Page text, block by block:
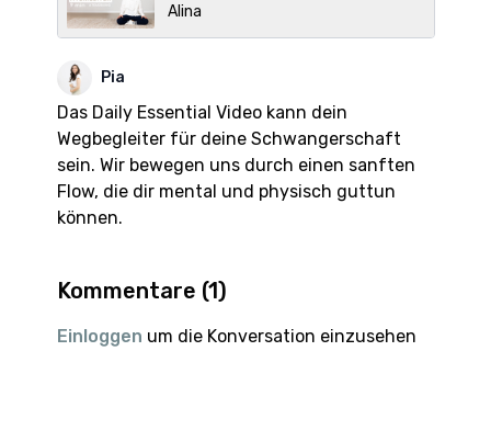
Alina
Pia
Das Daily Essential Video kann dein
Wegbegleiter für deine Schwangerschaft
sein. Wir bewegen uns durch einen sanften
Flow, die dir mental und physisch guttun
können.
Kommentare (1)
Einloggen um die Konversation einzusehen